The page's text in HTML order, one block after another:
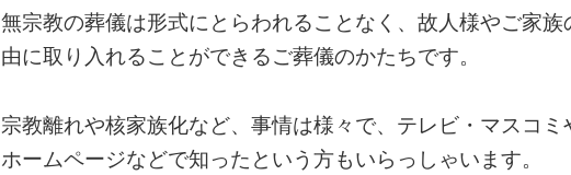
無宗教の葬儀は形式にとらわれることなく、故人様やご家族
由に取り入れることができるご葬儀のかたちです。
宗教離れや核家族化など、事情は様々で、テレビ・マスコ
ホームページなどで知ったという方もいらっしゃいます。